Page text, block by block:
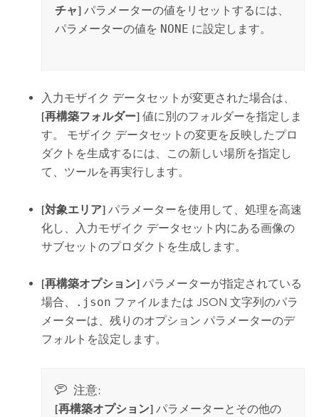
チャ]パラメーターの値をリセットするには、
パラメーターの値を NONE に設定します。
入力モザイク データセットが変更された場合は、
[再構築フォルダー] 値に別のフォルダーを指定しま
す。 モザイク データセットの変更を反映したプロ
ダクトを生成するには、この新しい場所を指定し
て、ツールを再実行します。
[対象エリア] パラメーターを使用して、処理を高速
化し、入力モザイク データセット内にある画像の
サブセットのプロダクトを生成します。
[再構築オプション] パラメーターが指定されている
場合、
.json ファイルまたは JSON 文字列のパラ
メーターは、残りのオプション パラメーターのデ
フォルトを設定します。
注意:
[再構築オプション]パラメーターとその他の